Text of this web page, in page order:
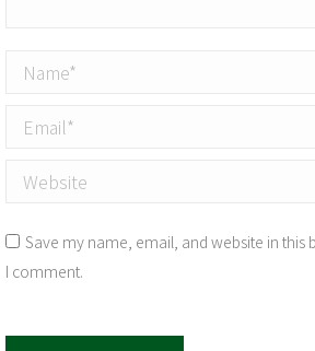
Name *
Email *
Website
Save my name, email, and website in this
I comment.